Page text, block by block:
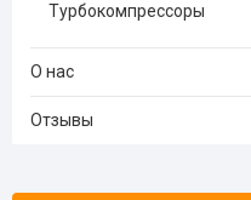
Турбокомпрессоры
О нас
Отзывы